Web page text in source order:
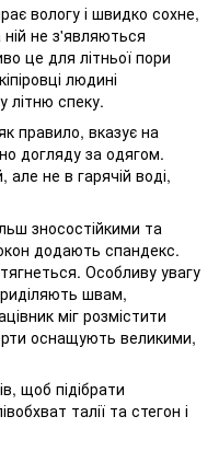
вологу і швидко сохне,
не з'являються
це для літньої пори
людині
літню спеку.
правило, вказує на
догляду за одягом.
але не в гарячій воді,
зносостійкими та
додають спандекс.
Особливу увагу
швам,
міг розмістити
оснащують великими,
щоб підібрати
талії та стегон і